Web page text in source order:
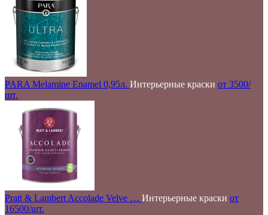
PARA Melamine Enamel 0,95л. Интерьерные краски от 3500/
шт.
Pratt & Lambert Accolade Velve … Интерьерные краски от
16500/шт.